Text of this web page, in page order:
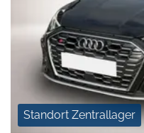
Standort Zentrallager